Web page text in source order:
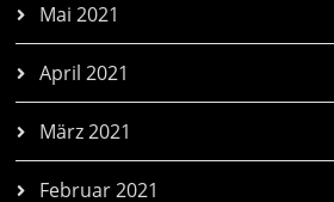
Mai 2021
April 2021
März 2021
Februar 2021